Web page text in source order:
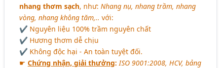
nhang thơm sạch, như:Nhang nụ, nhang trầm, nhang
vòng, nhang không tăm,..với:
✔ Nguyên liệu 100% trầm nguyên chất
✔ Hương thơm dễ chịu
✔ Không độc hại - An toàn tuyệt đối.
☛Chứng nhận, giải thưởng: ISO 9001:2008, HCV, bảng